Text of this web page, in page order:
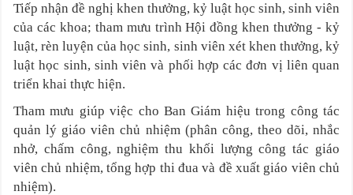
Tiếp nhận đề nghị khen thưởng, kỷ luật học sinh, sinh viên
của các khoa; tham mưu trình Hội đồng khen thưởng - kỷ
luật, rèn luyện của học sinh, sinh viên xét khen thưởng, kỷ
luật học sinh, sinh viên và phối hợp các đơn vị liên quan
triển khai thực hiện.
Tham mưu giúp việc cho Ban Giám hiệu trong công tác
quản lý giáo viên chủ nhiệm (phân công, theo dõi, nhắc
nhở, chấm công, nghiệm thu khối lượng công tác giáo
viên chủ nhiệm, tổng hợp thi đua và đề xuất giáo viên chủ
nhiệm).